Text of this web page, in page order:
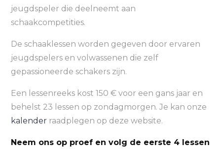
jeugdspeler die deelneemt aan
schaakcompetities.
De schaaklessen worden gegeven door ervaren
jeugdspelers en volwassenen die zelf
gepassioneerde schakers zijn.
Een lessenreeks kost 150 € voor een gans jaar en
behelst 23 lessen op zondagmorgen. Je kan onze
kalender raadplegen op deze website.
Neem ons op proef en volg de eerste 4 lessen